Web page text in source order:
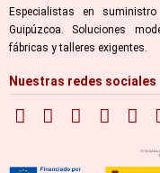
Especialistas en
Guipúzcoa. Soluciones
fábricas y talleres exigentes.
Nuestras redes sociales